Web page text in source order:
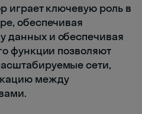
играет ключевую роль в
обеспечивая
данных и обеспечивая
функции позволяют
сети,
между